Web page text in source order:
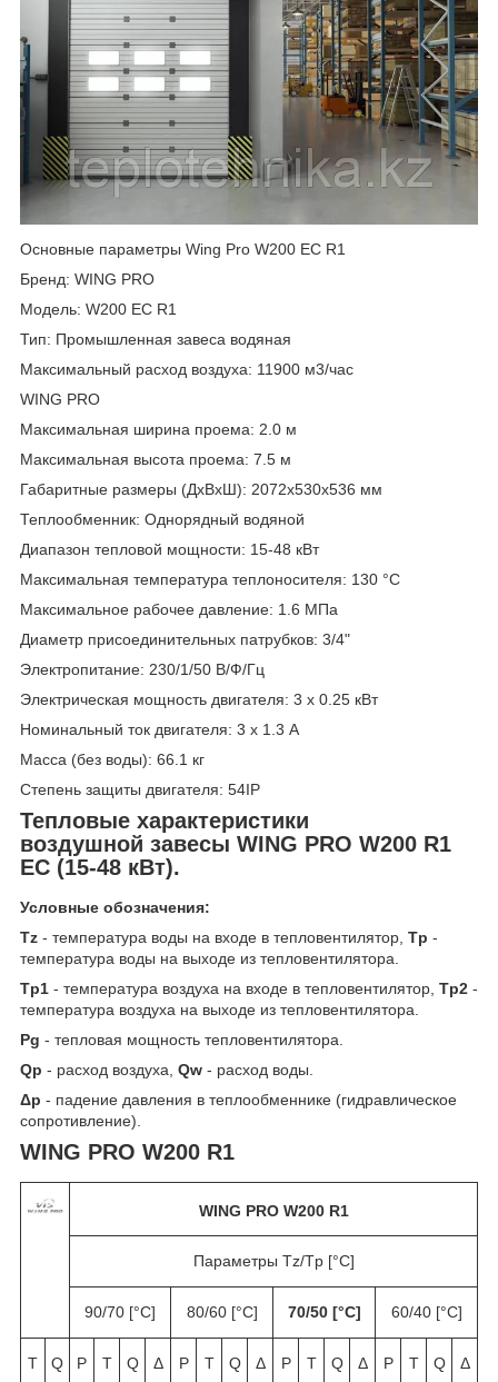
Основные параметры Wing Pro W200 EC R1
Бренд: WING PRO
Модель: W200 EC R1
Тип: Промышленная завеса водяная
Максимальный расход воздуха: 11900 м3/час
WING PRO
Максимальная ширина проема: 2.0 м
Максимальная высота проема: 7.5 м
Габаритные размеры (ДхВхШ): 2072x530x536 мм
Теплообменник: Однорядный водяной
Диапазон тепловой мощности: 15-48 кВт
Максимальная температура теплоносителя: 130 °C
Максимальное рабочее давление: 1.6 МПа
Диаметр присоединительных патрубков: 3/4"
Электропитание: 230/1/50 В/Ф/Гц
Электрическая мощность двигателя: 3 x 0.25 кВт
Номинальный ток двигателя: 3 x 1.3 A
Масса (без воды): 66.1 кг
Степень защиты двигателя: 54IP
Тепловые характеристики
воздушной завесы WING PRO W200 R1
EC (15-48 кВт).
Условные обозначения:
Tz - температура воды на входе в тепловентилятор, Tp -
температура воды на выходе из тепловентилятора.
Tp1 - температура воздуха на входе в тепловентилятор, Tp2 -
температура воздуха на выходе из тепловентилятора.
Pg - тепловая мощность тепловентилятора.
Qp - расход воздуха, Qw - расход воды.
Δp - падение давления в теплообменнике (гидравлическое
сопротивление).
WING PRO W200 R1
WING PRO W200 R1
Параметры Tz/Tp [°C]
90/70 [°C] 80/60 [°C] 70/50 [°C] 60/40 [°C]
T
Q
P
T
Q
Δ
P
T
Q
Δ
P
T
Q
Δ
P
T
Q
Δ